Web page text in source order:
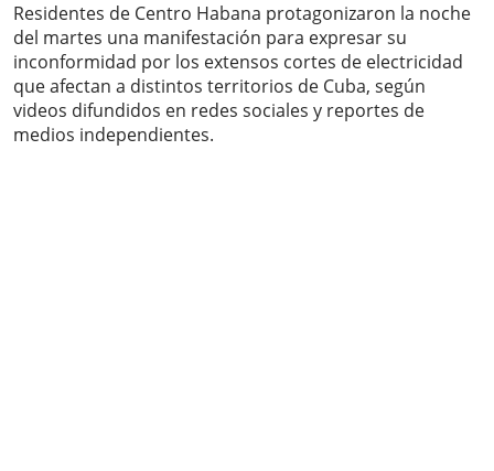
Residentes de Centro Habana protagonizaron la noche
del martes una manifestación para expresar su
inconformidad por los extensos cortes de electricidad
que afectan a distintos territorios de Cuba, según
videos difundidos en redes sociales y reportes de
medios independientes.